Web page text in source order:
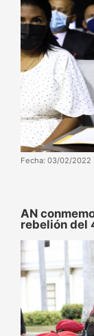
Fecha: 03/02/2022
AN
rebelión del